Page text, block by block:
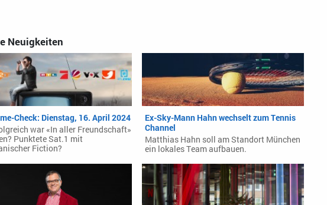
Neuigkeiten
Check: Dienstag, 16. April 2024
war «In aller Freundschaft»
Punktete Sat.1 mit
Fiction?
Ex-Sky-Mann Hahn wechselt zum Tennis
Channel
Matthias Hahn soll am Standort München
ein lokales Team aufbauen.